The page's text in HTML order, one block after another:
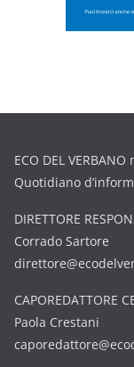
ECO DEL
Quotidiano
DIRETTORE
Corrado Sartore
CAPOREDATTORE
Paola Crestani